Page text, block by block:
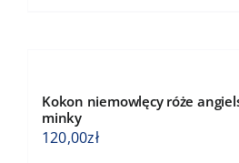
Kokon niemowlęcy róże
minky
120,00zł